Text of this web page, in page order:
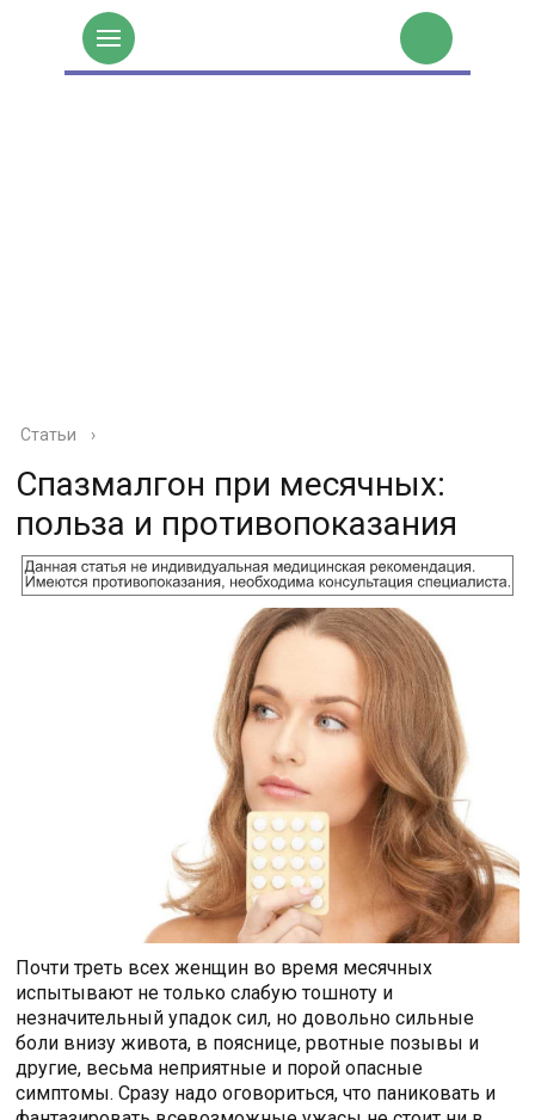
Статьи ›
Спазмалгон при месячных:
польза и противопоказания
Почти треть всех женщин во время месячных
испытывают не только слабую тошноту и
незначительный упадок сил, но довольно сильные
боли внизу живота, в пояснице, рвотные позывы и
другие, весьма неприятные и порой опасные
симптомы. Сразу надо оговориться, что паниковать и